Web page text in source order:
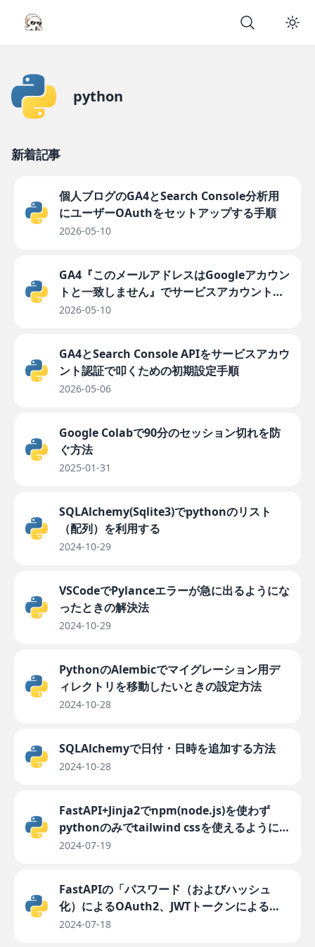
python
新着記事
個人ブログのGA4とSearch Console分析用
にユーザーOAuthをセットアップする手順
2026-05-10
GA4『このメールアドレスはGoogleアカウン
トと一致しません』でサービスアカウントが
追加できない時の対処
2026-05-10
GA4とSearch Console APIをサービスアカウ
ント認証で叩くための初期設定手順
2026-05-06
Google Colabで90分のセッション切れを防
ぐ方法
2025-01-31
SQLAlchemy(Sqlite3)でpythonのリスト
（配列）を利用する
2024-10-29
VSCodeでPylanceエラーが急に出るようにな
ったときの解決法
2024-10-29
PythonのAlembicでマイグレーション用デ
ィレクトリを移動したいときの設定方法
2024-10-28
SQLAlchemyで日付・日時を追加する方法
2024-10-28
FastAPI+Jinja2でnpm(node.js)を使わず
pythonのみでtailwind cssを使えるように
する
2024-07-19
FastAPIの「パスワード（およびハッシュ
化）によるOAuth2、JWTトークンによる
Bearer」のjoseでAttributeError
2024-07-18